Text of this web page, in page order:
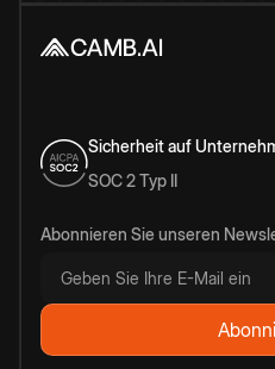
Sicherheit auf
SOC 2 Typ II
Abonnieren Sie unseren